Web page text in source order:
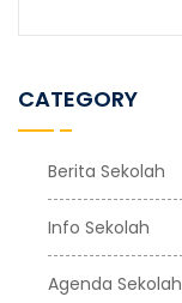
CATEGORY
Berita Sekolah
Info Sekolah
Agenda Sekolah